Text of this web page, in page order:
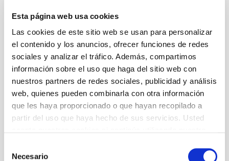
Esta página web usa cookies
Las cookies de este sitio web se usan para personalizar
el contenido y los anuncios, ofrecer funciones de redes
sociales y analizar el tráfico. Además, compartimos
información sobre el uso que haga del sitio web con
nuestros partners de redes sociales, publicidad y análisis
web, quienes pueden combinarla con otra información
que les haya proporcionado o que hayan recopilado a
partir del uso que haya hecho de sus servicios. Usted
Necesario
una obra que entretendrá a pequeños y a
clásico para la literatura catalana infantil, muy
cercano a la literatura infantil europea de la
época. Y ahora, en el TNC, los niños y las niñas
de hoy podrán disfrutar de un espectáculo de
marionetas de primera calidad, dirigido por Marc
Hervàs y Solà, que pone todo su talento al
servicio del entretenimiento, respectando, eso sí,
los relatos de Carles Riba.